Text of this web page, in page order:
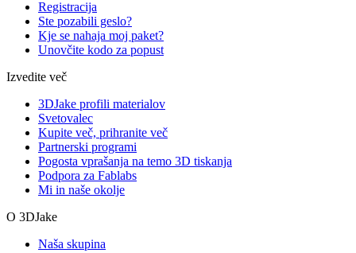
Registracija
Ste pozabili geslo?
Kje se nahaja moj paket?
Unovčite kodo za popust
Izvedite več
3DJake profili materialov
Svetovalec
Kupite več, prihranite več
Partnerski programi
Pogosta vprašanja na temo 3D tiskanja
Podpora za Fablabs
Mi in naše okolje
O 3DJake
Naša skupina